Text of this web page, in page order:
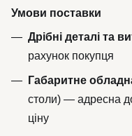
Умови поставки
Дрібні деталі та
рахунок покупця
Габаритне
столи) — адресна
ціну